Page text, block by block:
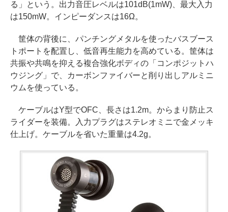
る」という。出力音圧レベルは101dB(1mW)、最大入力
は150mW。インピーダンスは16Ω。
筐体の背後に、パンチングメタルを使ったバスブース
トポートを配置し、低音再生能力を高めている。筐体は
共振や共鳴を抑える複合強化ボディの「コンポジットハ
ウジング」で、カーボンファイバーと削り出しアルミニ
ウムを使っている。
ケーブルはY型でOFC、長さは1.2m。からまり防止ス
ライダーを装備。入力プラグはステレオミニで金メッキ
仕上げ。ケーブルを省いた重量は4.2g。